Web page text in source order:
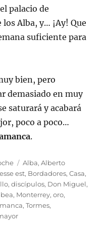
palacio de
Alba, y… ¡Ay! Que
suficiente para
bien, pero
demasiado en muy
saturará y acabará
poco a poco…
.
Etiquetas
Alba,Alberto
est, Bordadores,Casa,
,discípulos, Don Miguel,
, Monterrey,oro,
,Tormes,